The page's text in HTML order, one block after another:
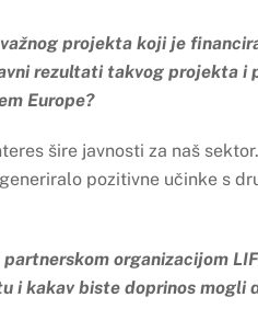
projekta koji je
rezultati takvog projekta i
Europe?
šire javnosti za naš
pozitivne učinke s
organizacijom
i kakav biste doprinos mogli